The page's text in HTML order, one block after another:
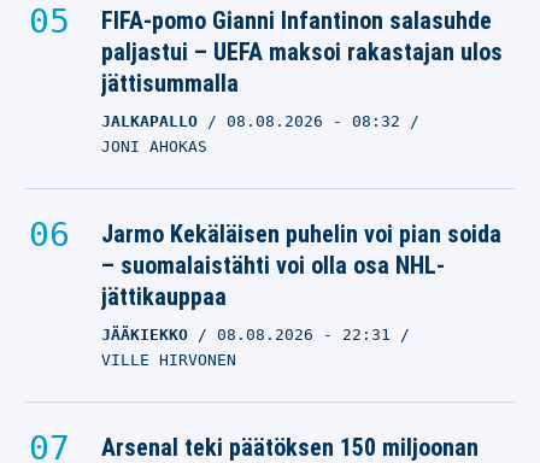
FIFA-pomo Gianni Infantinon salasuhde
paljastui – UEFA maksoi rakastajan ulos
jättisummalla
JALKAPALLO 08.08.2026 - 08:32
JONI AHOKAS
Jarmo Kekäläisen puhelin voi pian soida
– suomalaistähti voi olla osa NHL-
jättikauppaa
JÄÄKIEKKO 08.08.2026 - 22:31
VILLE HIRVONEN
Arsenal teki päätöksen 150 miljoonan